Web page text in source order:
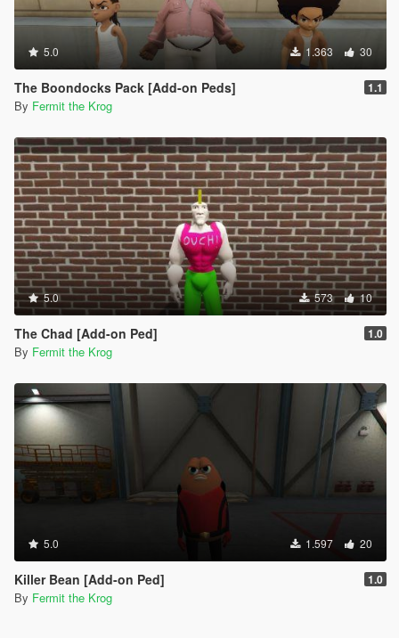
5.0 1.363 30
The Boondocks Pack [Add-on Peds] 1.1
By Fermit the Krog
5.0 573 10
The Chad [Add-on Ped] 1.0
By Fermit the Krog
5.0 1.597 20
Killer Bean [Add-on Ped] 1.0
By Fermit the Krog